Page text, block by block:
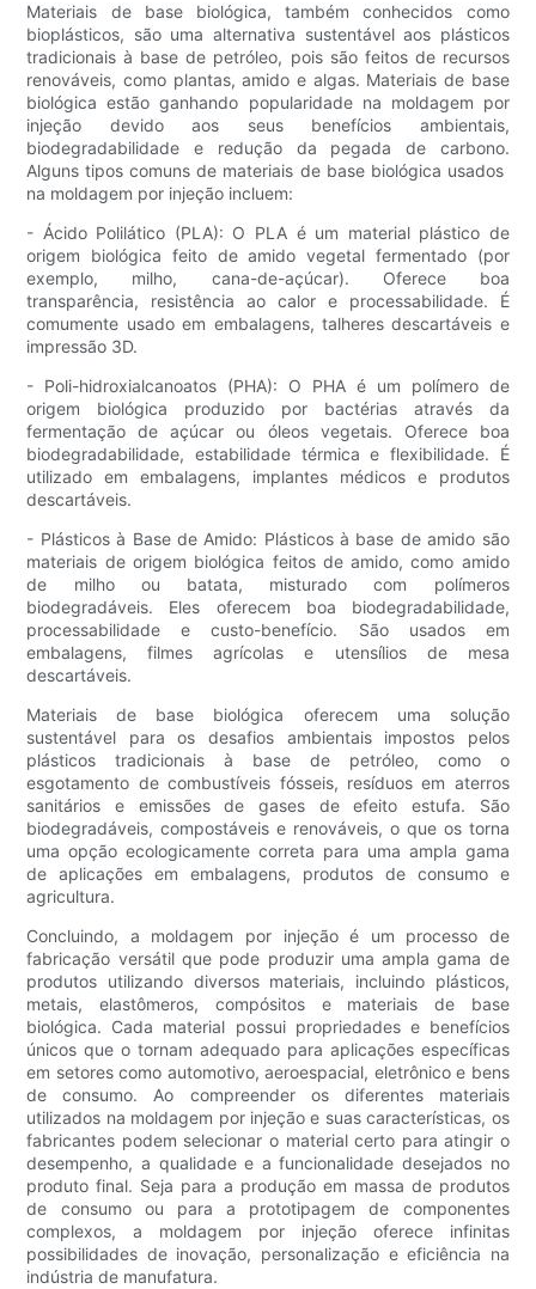
Materiais de base biológica, também conhecidos como
bioplásticos, são uma alternativa sustentável aos plásticos
tradicionais à base de petróleo, pois são feitos de recursos
renováveis, como plantas, amido e algas. Materiais de base
biológica estão ganhando popularidade na moldagem por
injeção devido aos seus benefícios ambientais,
biodegradabilidade e redução da pegada de carbono.
Alguns tipos comuns de materiais de base biológica usados ​​
na moldagem por injeção incluem:
- Ácido Polilático (PLA): O PLA é um material plástico de
origem biológica feito de amido vegetal fermentado (por
exemplo, milho, cana-de-açúcar). Oferece boa
transparência, resistência ao calor e processabilidade. É
comumente usado em embalagens, talheres descartáveis ​​e
impressão 3D.
- Poli-hidroxialcanoatos (PHA): O PHA é um polímero de
origem biológica produzido por bactérias através da
fermentação de açúcar ou óleos vegetais. Oferece boa
biodegradabilidade, estabilidade térmica e flexibilidade. É
utilizado em embalagens, implantes médicos e produtos
descartáveis.
- Plásticos à Base de Amido: Plásticos à base de amido são
materiais de origem biológica feitos de amido, como amido
de milho ou batata, misturado com polímeros
biodegradáveis. Eles oferecem boa biodegradabilidade,
processabilidade e custo-benefício. São usados ​​em
embalagens, filmes agrícolas e utensílios de mesa
descartáveis.
Materiais de base biológica oferecem uma solução
sustentável para os desafios ambientais impostos pelos
plásticos tradicionais à base de petróleo, como o
esgotamento de combustíveis fósseis, resíduos em aterros
sanitários e emissões de gases de efeito estufa. São
biodegradáveis, compostáveis ​​e renováveis, o que os torna
uma opção ecologicamente correta para uma ampla gama
de aplicações em embalagens, produtos de consumo e
agricultura.
Concluindo, a moldagem por injeção é um processo de
fabricação versátil que pode produzir uma ampla gama de
produtos utilizando diversos materiais, incluindo plásticos,
metais, elastômeros, compósitos e materiais de base
biológica. Cada material possui propriedades e benefícios
únicos que o tornam adequado para aplicações específicas
em setores como automotivo, aeroespacial, eletrônico e bens
de consumo. Ao compreender os diferentes materiais
utilizados na moldagem por injeção e suas características, os
fabricantes podem selecionar o material certo para atingir o
desempenho, a qualidade e a funcionalidade desejados no
produto final. Seja para a produção em massa de produtos
de consumo ou para a prototipagem de componentes
complexos, a moldagem por injeção oferece infinitas
possibilidades de inovação, personalização e eficiência na
indústria de manufatura.